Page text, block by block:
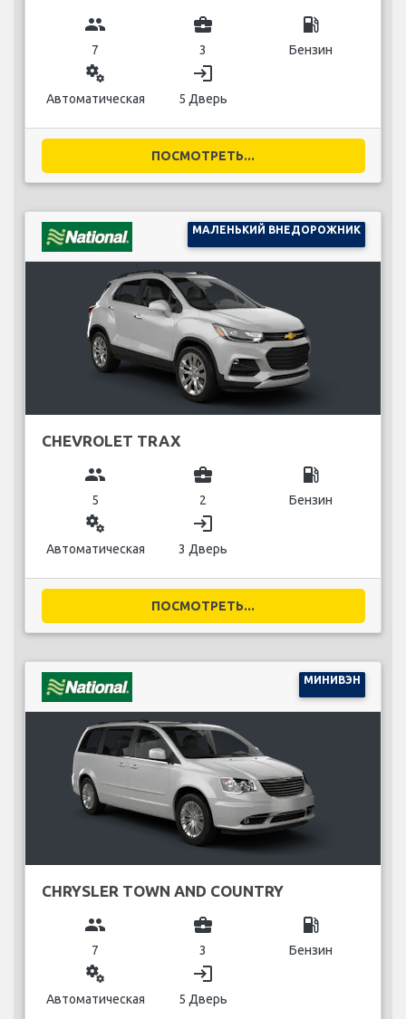
group
7
business_center
3
local_gas_station
Бензин
miscellaneous_services
Автоматическая
login
5 Дверь
ПОСМОТРЕТЬ...
МАЛЕНЬКИЙ ВНЕДОРОЖНИК
CHEVROLET TRAX
group
5
business_center
2
local_gas_station
Бензин
miscellaneous_services
Автоматическая
login
3 Дверь
ПОСМОТРЕТЬ...
МИНИВЭН
CHRYSLER TOWN AND COUNTRY
group
7
business_center
3
local_gas_station
Бензин
miscellaneous_services
Автоматическая
login
5 Дверь